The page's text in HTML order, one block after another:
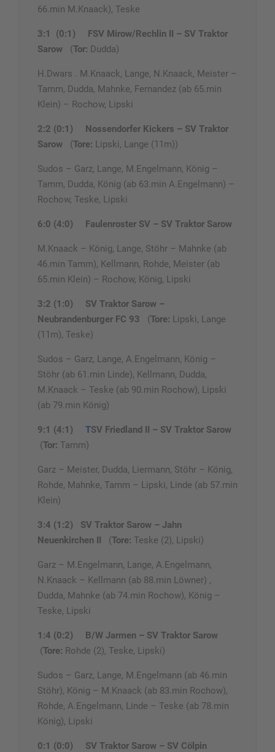
66.min M.Knaack), Teske
3:1 (0:1)
FSV Mirow/Rechlin II – SV Traktor
Sarow (Tor: Dudda)
H.Dwars . M.Knaack, Lange, N.Knaack, Meister –
Tamm, Dudda, Mahnke, Fernandez (ab 65.min
Klein) – Rochow, Lipski
2:2 (0:1)
Nossendorfer Kickers – SV Traktor
Sarow
(Tore: Lipski, Lange (11m))
Sudos – Garz, Lange, M.Engelmann, König –
Tamm, Dudda, König (ab 63.min A.Engelmann) –
Rochow, Teske, Lipski
6:0 (4:0) Faulenroster SV – SV Traktor Sarow
M.Knaack – König, Lange, Stöhr – Mahnke (ab
46.min Tamm), Kellmann, Rohde, Meister (ab
65.min Klein) – Rochow, König, Lipski
3:2 (1:0)
SV Traktor Sarow –
Neubrandenburger FC 93
(Tore: Lipski, Lange
(11m), Teske)
Sudos – Garz, Lange, A.Engelmann, König –
Stöhr (ab 61.min Linde), Kellmann, Dudda,
M.Knaack – Teske (ab 90.min Rochow), Lipski
(ab 79.min König)
9:1 (4:1) TSV Friedland II – SV Traktor Sarow
(Tor: Tamm)
Garz – Meister, Dudda, Liermann, Stöhr – König,
Rohde, Mahnke, Tamm – Lipski, Linde (ab 57.min
Klein)
3:4 (1:2) SV Traktor Sarow – Jahn
Neuenkirchen II
(Tore: Teske (2), Lipski)
Garz – M.Engelmann, Lange, A.Engelmann,
N.Knaack – Kellmann (ab 88.min Löwner) ,
Dudda, Mahnke (ab 74.min Rochow), König –
Teske, Lipski
1:4 (0:2)
B/W Jarmen – SV Traktor Sarow
(Tore: Rohde (2), Teske, Lipski)
Sudos – Garz, Lange, M.Engelmann (ab 46.min
Stöhr), König – M.Knaack (ab 83.min Rochow),
Rohde, A.Engelmann, Linde – Teske (ab 78.min
König), Lipski
0:1 (0:0) SV Traktor Sarow – SV Cölpin